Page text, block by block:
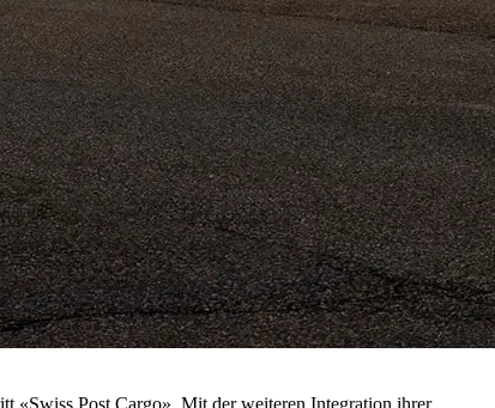
«Swiss Post Cargo». Mit der weiteren Integration ihrer